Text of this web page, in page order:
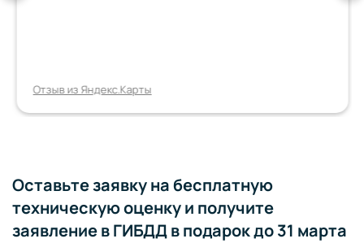
Отзыв из Яндекс.Карты
Оставьте заявку на бесплатную
техническую оценку и получите
заявление в ГИБДД в подарок до 31 марта